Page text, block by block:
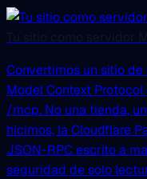
Convertimos un sitio
Model Context
/mcp. No una tienda,
hicimos, la Cloudflare
JSON-RPC escrito a
seguridad de solo